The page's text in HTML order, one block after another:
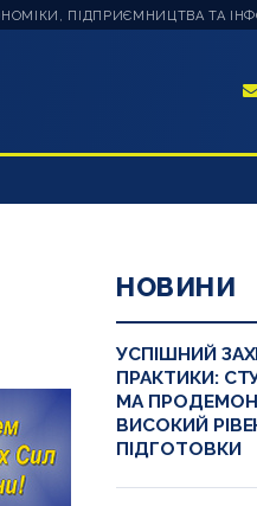
ПІДПРИЄМНИЦТВА ТА
НОВИНИ
УСПІШНИЙ
ПРАКТИКИ:
МА
ВИСОКИЙ
ПІДГОТОВКИ